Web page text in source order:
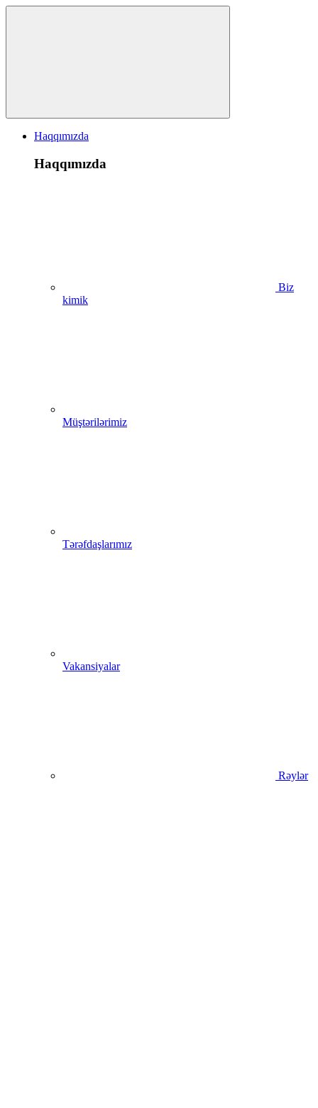
Haqqımızda
Haqqımızda
Biz
kimik
Müştərilərimiz
Tərəfdaşlarımız
Vakansiyalar
Rəylər